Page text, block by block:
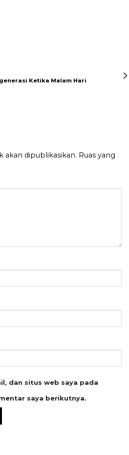
Ketika Malam Hari
akan dipublikasikan. Ruas yang
dan situs web saya pada
saya berikutnya.